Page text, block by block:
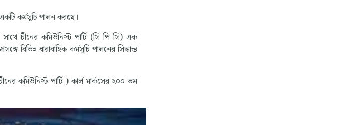
কর্মসুচি পালন করছে।
চীনের কমিউনিস্ট পার্টি (সি পি সি) এক
বিভিন্ন ধারাবাহিক কর্মসূচি পালনের সিদ্ধান্ত
কমিউনিস্ট পার্টি ) কার্ল মার্কসের ২০০ তম